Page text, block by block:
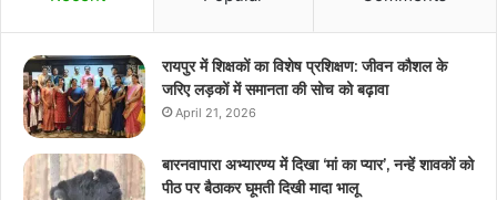
रायपुर में शिक्षकों का विशेष प्रशिक्षण: जीवन कौशल के
जरिए लड़कों में समानता की सोच को बढ़ावा
April 21, 2026
बारनवापारा अभ्यारण्य में दिखा ‘मां का प्यार’, नन्हें शावकों को
पीठ पर बैठाकर घूमती दिखी मादा भालू